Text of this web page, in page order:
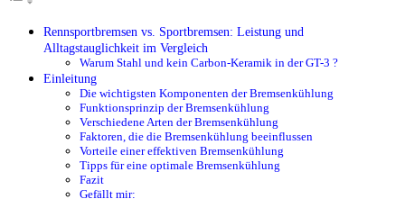
Rennsportbremsen vs. Sportbremsen: Leistung und
Alltagstauglichkeit im Vergleich
Warum Stahl und kein Carbon-Keramik in der GT-3 ?
Einleitung
Die wichtigsten Komponenten der Bremsenkühlung
Funktionsprinzip der Bremsenkühlung
Verschiedene Arten der Bremsenkühlung
Faktoren, die die Bremsenkühlung beeinflussen
Vorteile einer effektiven Bremsenkühlung
Tipps für eine optimale Bremsenkühlung
Fazit
Gefällt mir: